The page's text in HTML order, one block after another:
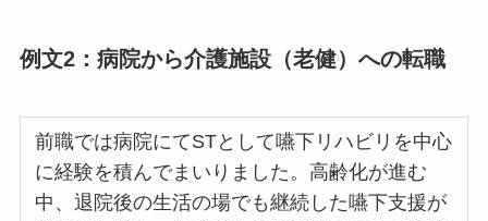
例文2：病院から介護施設（老健）への転職
前職では病院にてSTとして嚥下リハビリを中心
に経験を積んでまいりました。高齢化が進む
中、退院後の生活の場でも継続した嚥下支援が